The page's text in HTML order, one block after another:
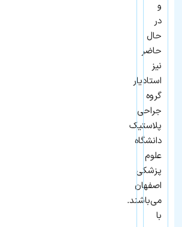
و
در
حال
حاضر
نیز
استادیار
گروه
جراحی
پلاستیک
دانشگاه
علوم
پزشکی
اصفهان
می‌باشند.
با